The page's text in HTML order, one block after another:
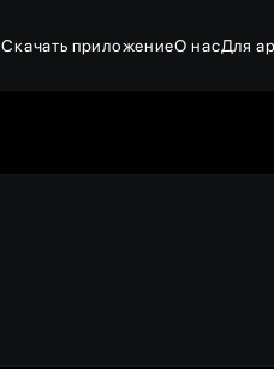
Скачать приложениеО насДля